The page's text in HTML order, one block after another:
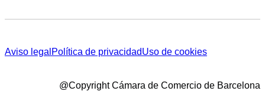
Aviso legal Política de privacidadUso de cookies
@Copyright Cámara de Comercio de Barcelona